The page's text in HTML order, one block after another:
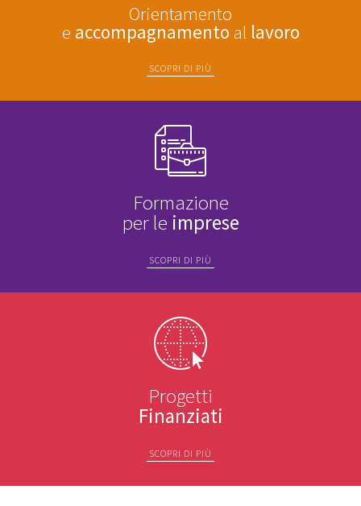
Orientamento
e accompagnamento al lavoro
SCOPRI DI PIÙ
Formazione
per le imprese
SCOPRI DI PIÙ
Progetti
Finanziati
SCOPRI DI PIÙ